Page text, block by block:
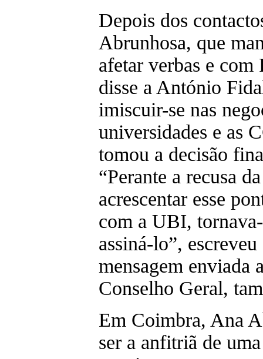
Depois dos
Abrunhosa, que
afetar verbas e
disse a António
imiscuir-se nas
universidades e as
tomou a decisão
“Perante a recusa
acrescentar esse
com a UBI,
assiná-lo”,
mensagem enviada
Conselho Geral,
Em Coimbra, Ana
ser a anfitriã de